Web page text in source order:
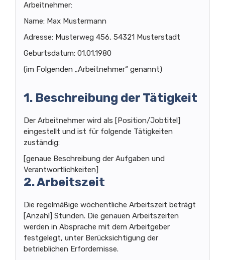
Arbeitnehmer:
Name: Max Mustermann
Adresse: Musterweg 456, 54321 Musterstadt
Geburtsdatum: 01.01.1980
(im Folgenden „Arbeitnehmer“ genannt)
1. Beschreibung der Tätigkeit
Der Arbeitnehmer wird als [Position/Jobtitel]
eingestellt und ist für folgende Tätigkeiten
zuständig:
[genaue Beschreibung der Aufgaben und
Verantwortlichkeiten]
2. Arbeitszeit
Die regelmäßige wöchentliche Arbeitszeit beträgt
[Anzahl] Stunden. Die genauen Arbeitszeiten
werden in Absprache mit dem Arbeitgeber
festgelegt, unter Berücksichtigung der
betrieblichen Erfordernisse.